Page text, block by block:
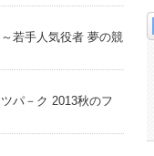
若手人気役者 夢の競
パ－ク 2013秋のフ